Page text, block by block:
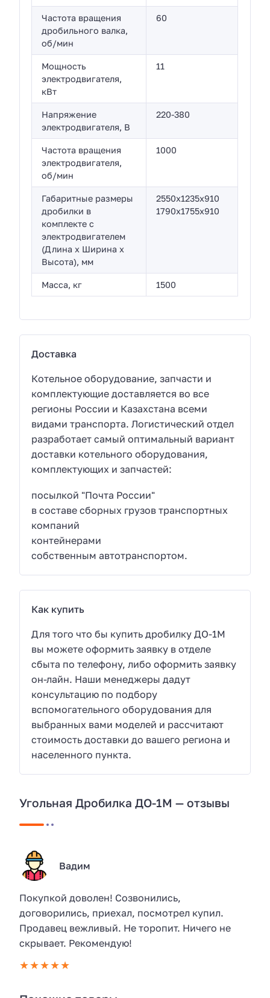
Частота вращения
дробильного валка,
об/мин
60
Мощность
электродвигателя,
кВт
11
Напряжение
электродвигателя, В
220-380
Частота вращения
электродвигателя,
об/мин
1000
Габаритные размеры
дробилки в
комплекте с
электродвигателем
(Длина х Ширина х
Высота), мм
2550x1235x910
1790x1755x910
Масса, кг 1500
Доставка
Котельное оборудование, запчасти и
комплектующие доставляется во все
регионы России и Казахстана всеми
видами транспорта. Логистический отдел
разработает самый оптимальный вариант
доставки котельного оборудования,
комплектующих и запчастей:
посылкой "Почта России"
в составе сборных грузов транспортных
компаний
контейнерами
собственным автотранспортом.
Как купить
Для того что бы купить дробилку ДО-1М
вы можете оформить заявку в отделе
сбыта по телефону, либо оформить заявку
он-лайн. Наши менеджеры дадут
консультацию по подбору
вспомогательного оборудования для
выбранных вами моделей и рассчитают
стоимость доставки до вашего региона и
населенного пункта.
Угольная Дробилка ДО-1М — отзывы
Вадим
Покупкой доволен! Созвонились,
договорились, приехал, посмотрел купил.
Продавец вежливый. Не торопит. Ничего не
скрывает. Рекомендую!